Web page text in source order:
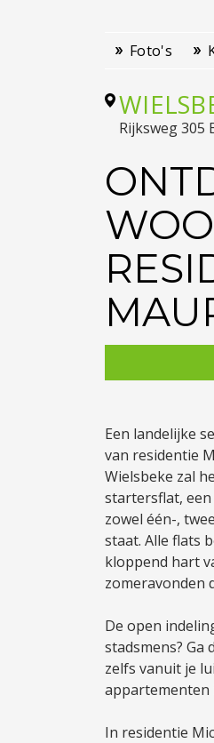
Rijksweg 305
Foto's
Een landelijke
van residentie
Wielsbeke zal
startersflat,
zowel één-,
staat. Alle flats
kloppend hart
zomeravonden
De open
stadsmens?
zelfs vanuit je
appartementen
In residentie